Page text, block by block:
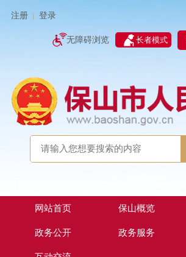
注册 登录
无障碍浏览 长者模式
网站首页 保山概览
政务公开 政务服务